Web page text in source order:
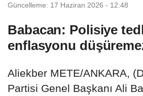
Güncelleme: 17 Haziran 2026 - 12:48
Babacan: Polisiye
enflasyonu
Aliekber METE/ANKARA,
Partisi Genel Başkanı Ali